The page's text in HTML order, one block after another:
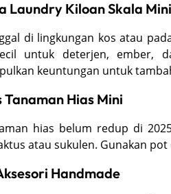
Laundry Kiloan Skala Mini
di lingkungan kos atau
untuk deterjen, ember,
keuntungan untuk
Tanaman Hias Mini
hias belum redup di
atau sukulen. Gunakan
Handmade